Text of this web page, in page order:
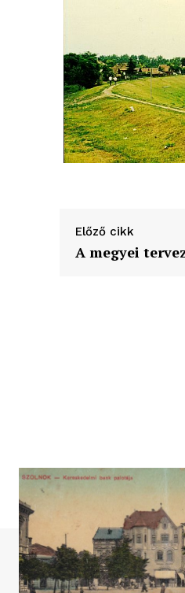
Előző cikk
A megyei